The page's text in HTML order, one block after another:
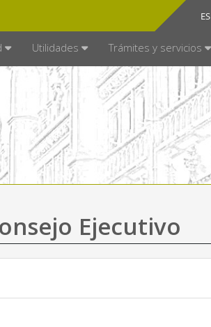
ES
CA
Utilidades Trámites y servicios
Ejecutivo